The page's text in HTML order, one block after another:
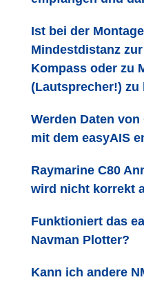
Ist bei der
Mindestdistanz
Kompass oder zu
(Lautsprecher!) zu
Werden Daten
mit dem easyAIS
Raymarine C80
wird nicht korrekt
Funktioniert das
Navman Plotter?
Kann ich andere